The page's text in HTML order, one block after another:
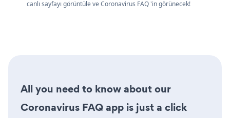
canlı sayfayı görüntüle ve Coronavirus FAQ 'in görünecek!
All you need to know about our
Coronavirus FAQ app is just a click